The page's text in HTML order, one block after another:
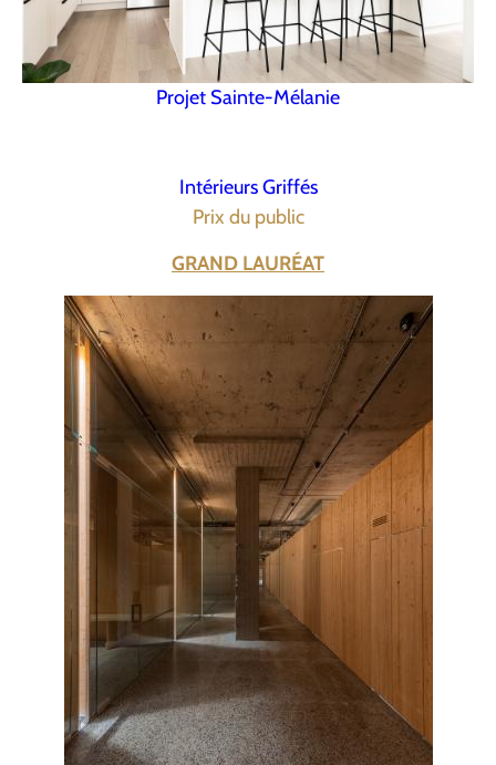
Projet Sainte-Mélanie
Intérieurs Griffés
Prix du public
GRAND LAURÉAT